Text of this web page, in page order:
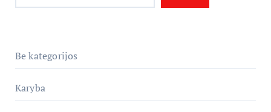
Be kategorijos
Karyba